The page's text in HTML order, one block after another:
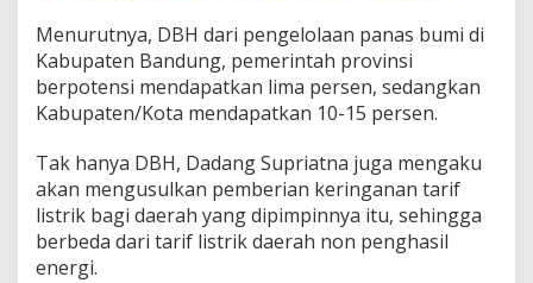
Menurutnya, DBH dari pengelolaan panas bumi di
Kabupaten Bandung, pemerintah provinsi
berpotensi mendapatkan lima persen, sedangkan
Kabupaten/Kota mendapatkan 10-15 persen.
Tak hanya DBH, Dadang Supriatna juga mengaku
akan mengusulkan pemberian keringanan tarif
listrik bagi daerah yang dipimpinnya itu, sehingga
berbeda dari tarif listrik daerah non penghasil
energi.